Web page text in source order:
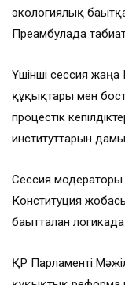
экологиялық
Преамбулада
Үшінші сессия
құқықтары мен
процестік
институттарын
Сессия модераторы
Конституция
бағытталған
ҚР Парламенті